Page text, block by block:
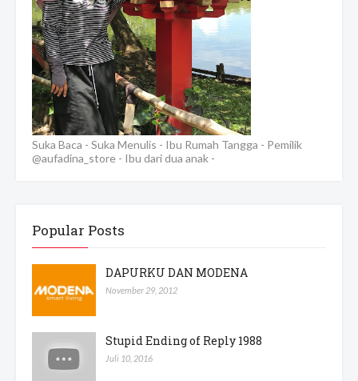
Suka Baca - Suka Menulis - Ibu Rumah Tangga - Pemilik
@aufadina_store - Ibu dari dua anak -
Popular Posts
DAPURKU DAN MODENA
November 29, 2012
Stupid Ending of Reply 1988
Juli 10, 2016